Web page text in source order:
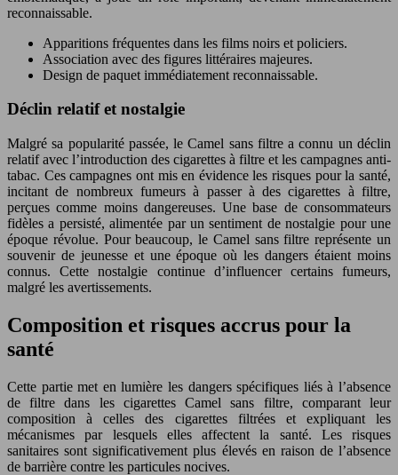
reconnaissable.
Apparitions fréquentes dans les films noirs et policiers.
Association avec des figures littéraires majeures.
Design de paquet immédiatement reconnaissable.
Déclin relatif et nostalgie
Malgré sa popularité passée, le Camel sans filtre a connu un déclin
relatif avec l’introduction des cigarettes à filtre et les campagnes anti-
tabac. Ces campagnes ont mis en évidence les risques pour la santé,
incitant de nombreux fumeurs à passer à des cigarettes à filtre,
perçues comme moins dangereuses. Une base de consommateurs
fidèles a persisté, alimentée par un sentiment de nostalgie pour une
époque révolue. Pour beaucoup, le Camel sans filtre représente un
souvenir de jeunesse et une époque où les dangers étaient moins
connus. Cette nostalgie continue d’influencer certains fumeurs,
malgré les avertissements.
Composition et risques accrus pour la
santé
Cette partie met en lumière les dangers spécifiques liés à l’absence
de filtre dans les cigarettes Camel sans filtre, comparant leur
composition à celles des cigarettes filtrées et expliquant les
mécanismes par lesquels elles affectent la santé. Les risques
sanitaires sont significativement plus élevés en raison de l’absence
de barrière contre les particules nocives.